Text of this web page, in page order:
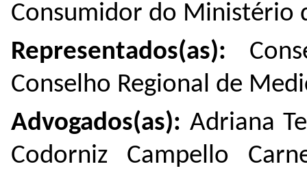
Consumidor do Ministério
Representados(as):
Conselho Regional de
Advogados(as): Adriana
Codorniz Campello